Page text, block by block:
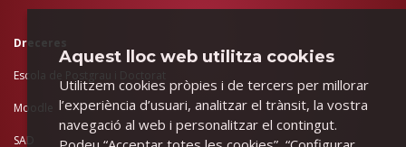
Dreceres
Escola de Postgrau i Doctorat
Moodle
SAD
Aquest lloc web utilitza cookies
Utilitzem cookies pròpies i de tercers per millorar
l’experiència d’usuari, analitzar el trànsit, la vostra
navegació al web i personalitzar el contingut.